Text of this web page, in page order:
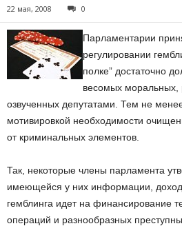
22 мая, 2008 0
Парламентарии
регулировании
полке” достаточно
весомых моральных,
озвученных депутатами. Тем не
мотивировкой необходимости
от криминальных элементов.
Так, некоторые члены парламента
имеющейся у них информации, доход
гемблинга идет на финансирование
операций и разнообразных